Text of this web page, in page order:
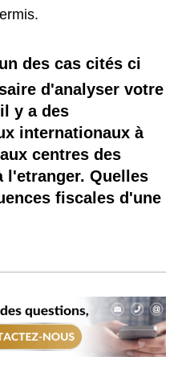
des cas cités ci
d'analyser votre
y a des
internationaux à
centres des
l'etranger. Quelles
fiscales d'une